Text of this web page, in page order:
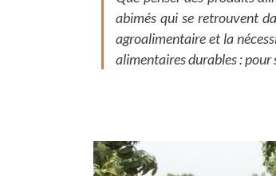
abimés qui se retrouvent
agroalimentaire et la
alimentaires durables : pour